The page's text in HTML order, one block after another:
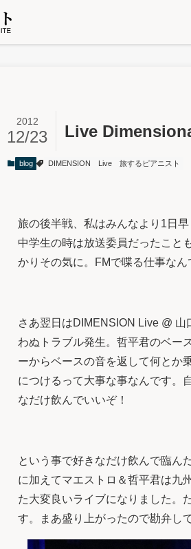
Live
2012
12/23
blog DIMENSION Live 旅するピアニスト
旅の後半戦、私はみんなより1日
中学生の時は放送委員だったこと
かりその気に。FMで喋る仕事な
さあ翌日はDIMENSION Live @
わぬトラブル発生。哲平君のベー
ーからベースの音を返して何とか
につけるって大事な事なんです。
なだけ飲んでいいぞ！
という事で好きなだけ飲んで臨ん
に加えてマエストロ＆哲平君は九
た大変良いライブになりました。
す。まあ盛り上がったので勘弁し